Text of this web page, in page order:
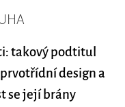
takový podtitul
design a
se její brány